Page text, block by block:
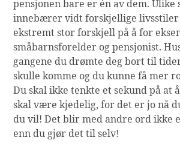
pensjonen bare er én av dem. Ulike
innebærer vidt forskjellige livsstiler
ekstremt stor forskjell på å for
småbarnsforelder og pensjonist.
gangene du drømte deg bort til
skulle komme og du kunne få mer
Du skal ikke tenkte et sekund på at
skal være kjedelig, for det er jo nå
du vil! Det blir med andre ord ikke
enn du gjør det til selv!